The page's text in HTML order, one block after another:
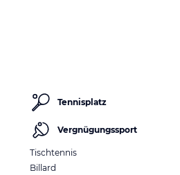
Tennisplatz
Vergnügungssport
Tischtennis
Billard